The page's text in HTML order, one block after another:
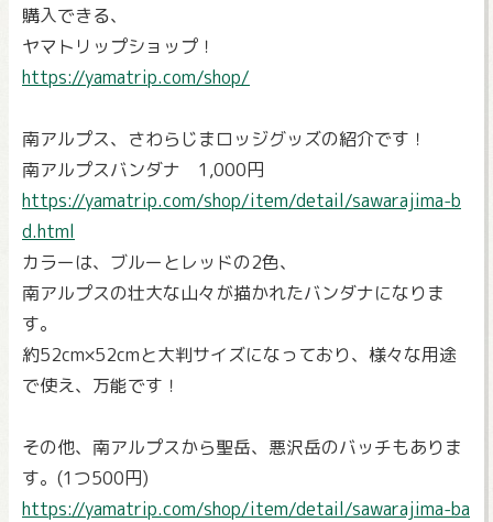
購入できる、
ヤマトリップショップ！
https://yamatrip.com/shop/
南アルプス、さわらじまロッジグッズの紹介です！
南アルプスバンダナ 1,000円
https://yamatrip.com/shop/item/detail/sawarajima-b
d.html
カラーは、ブルーとレッドの2色、
南アルプスの壮大な山々が描かれたバンダナになりま
す。
約52cm×52cmと大判サイズになっており、様々な用途
で使え、万能です！
その他、南アルプスから聖岳、悪沢岳のバッチもありま
す。(1つ500円)
https://yamatrip.com/shop/item/detail/sawarajima-ba